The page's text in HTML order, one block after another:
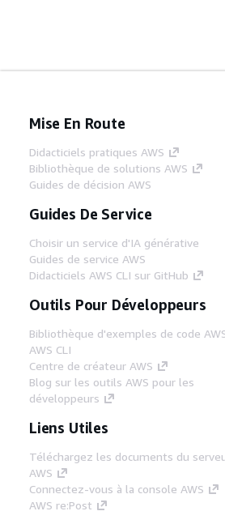
Mise En Route
Didacticiels pratiques AWS
Bibliothèque de solutions AWS
Guides de décision AWS
Guides De Service
Choisir un service d'IA générative
Guides de service AWS
Didacticiels AWS CLI sur GitHub
Outils Pour Développeurs
Bibliothèque d'exemples de code
AWS CLI
Centre de créateur AWS
Blog sur les outils AWS pour les
développeurs
Liens Utiles
Téléchargez les documents du
AWS
Connectez-vous à la console AWS
AWS re:Post